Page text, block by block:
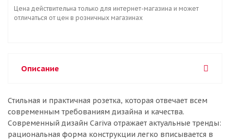
Цена действительна только для интернет-магазина и может
отличаться от цен в розничных магазинах
Описание
Стильная и практичная розетка, которая отвечает всем
современным требованиям дизайна и качества.
Современный дизайн Cariva отражает актуальные тренды:
рациональная форма конструкции легко вписывается в